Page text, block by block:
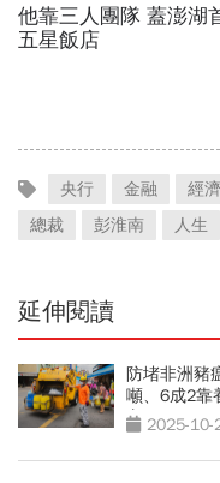
他靠三人團隊 蓋澎湖
五星飯店
央行 金融 經濟
總裁
彭淮南 人生
延伸閱讀
防堵非洲豬
噸、6成2靠
方 2025-10-